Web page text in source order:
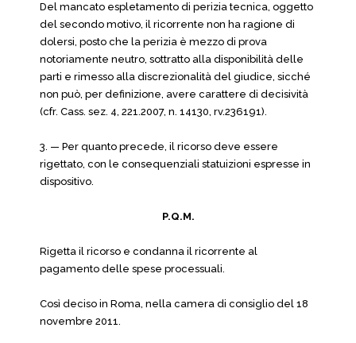
Del mancato espletamento di perizia tecnica, oggetto
del secondo motivo, il ricorrente non ha ragione di
dolersi, posto che la perizia è mezzo di prova
notoriamente neutro, sottratto alla disponibilità delle
parti e rimesso alla discrezionalità del giudice, sicché
non può, per definizione, avere carattere di decisività
(cfr. Cass. sez. 4, 221.2007, n. 14130, rv.236191).
3. — Per quanto precede, il ricorso deve essere
rigettato, con le consequenziali statuizioni espresse in
dispositivo.
P.Q.M.
Rigetta il ricorso e condanna il ricorrente al
pagamento delle spese processuali.
Così deciso in Roma, nella camera di consiglio del 18
novembre 2011.